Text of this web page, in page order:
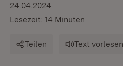
24.04.2024
Lesezeit: 14 Minuten
Teilen Text vorlesen